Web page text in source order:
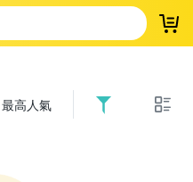
登
最高人氣